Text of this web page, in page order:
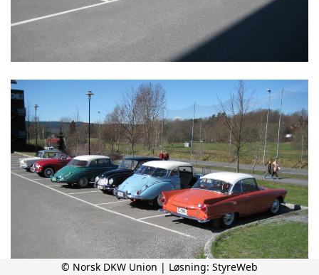
© Norsk DKW Union | Løsning: StyreWeb